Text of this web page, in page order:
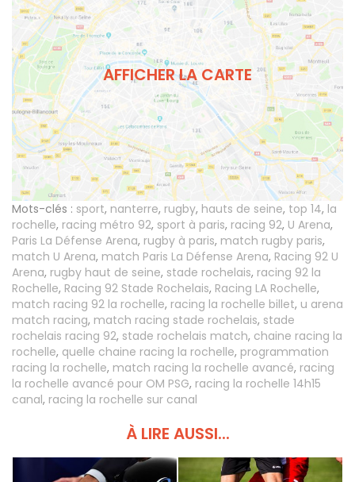
AFFICHER LA CARTE
Mots-clés : sport, nanterre, rugby, hauts de seine, top 14, la
rochelle, racing métro 92, sport à paris, racing 92, U Arena,
Paris La Défense Arena, rugby à paris, match rugby paris,
match U Arena, match Paris La Défense Arena, Racing 92 U
Arena, rugby haut de seine, stade rochelais, racing 92 la
Rochelle, Racing 92 Stade Rochelais, Racing LA Rochelle,
match racing 92 la rochelle, racing la rochelle billet, u arena
match racing, match racing stade rochelais, stade
rochelais racing 92, stade rochelais match, chaine racing la
rochelle, quelle chaine racing la rochelle, programmation
racing la rochelle, match racing la rochelle avancé, racing
la rochelle avancé pour OM PSG, racing la rochelle 14h15
canal, racing la rochelle sur canal
À LIRE AUSSI...